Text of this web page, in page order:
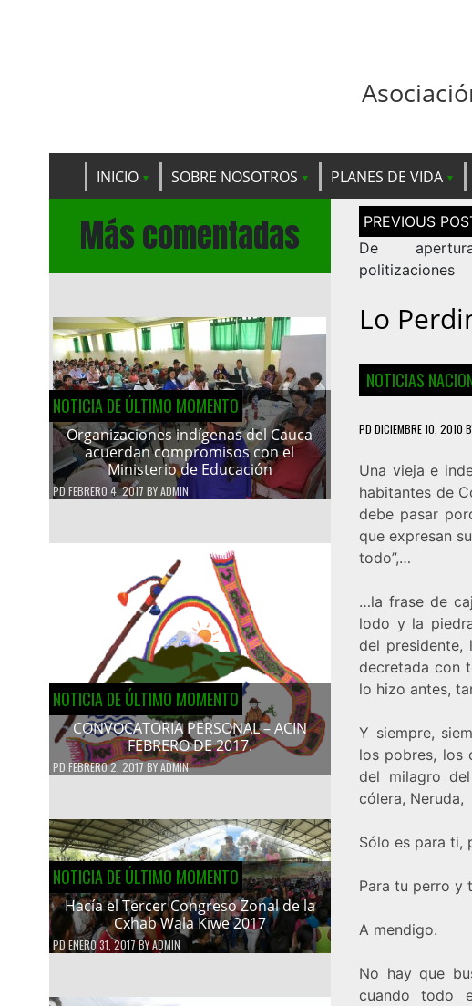
INICIO SOBRE NOSOTROS PLANES DE VIDA
Más comentadas
NOTICIA DE ÚLTIMO MOMENTO
Organizaciones indígenas del Cauca
acuerdan compromisos con el
Ministerio de Educación
PD FEBRERO 4, 2017 BYADMIN
NOTICIA DE ÚLTIMO MOMENTO
CONVOCATORIA PERSONAL – ACIN
FEBRERO DE 2017.
PD FEBRERO 2, 2017BYADMIN
NOTICIA DE ÚLTIMO MOMENTO
Hacía el Tercer Congreso Zonal de la
Cxhab Wala Kiwe 2017
PDENERO 31, 2017BYADMIN
Navegación
de
entradas
De
politizaciones
Lo
NOTICIAS
PD DICIEMBRE 10, 2010
Una vieja e
habitantes de
debe pasar
que expresan
todo”,…
…la frase de
lodo y la
del presidente,
decretada con
lo hizo antes,
Y siempre,
los pobres, los
del milagro
cólera, Neruda,
Sólo es para ti,
Para tu perro y
A mendigo.
No hay que
cuando todo